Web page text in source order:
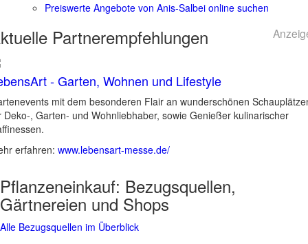
Preiswerte Angebote von Anis-Salbei online suchen
Partnerempfehlungen
- Garten, Wohnen und Lifestyle
mit dem besonderen Flair an wunderschönen
Deko-, Garten- und Wohnliebhaber, sowie Genießer kulinarischer
erfahren: www.lebensart-messe.de/
Pflanzeneinkauf: Bezugsquellen,
Gärtnereien und Shops
Alle Bezugsquellen im Überblick